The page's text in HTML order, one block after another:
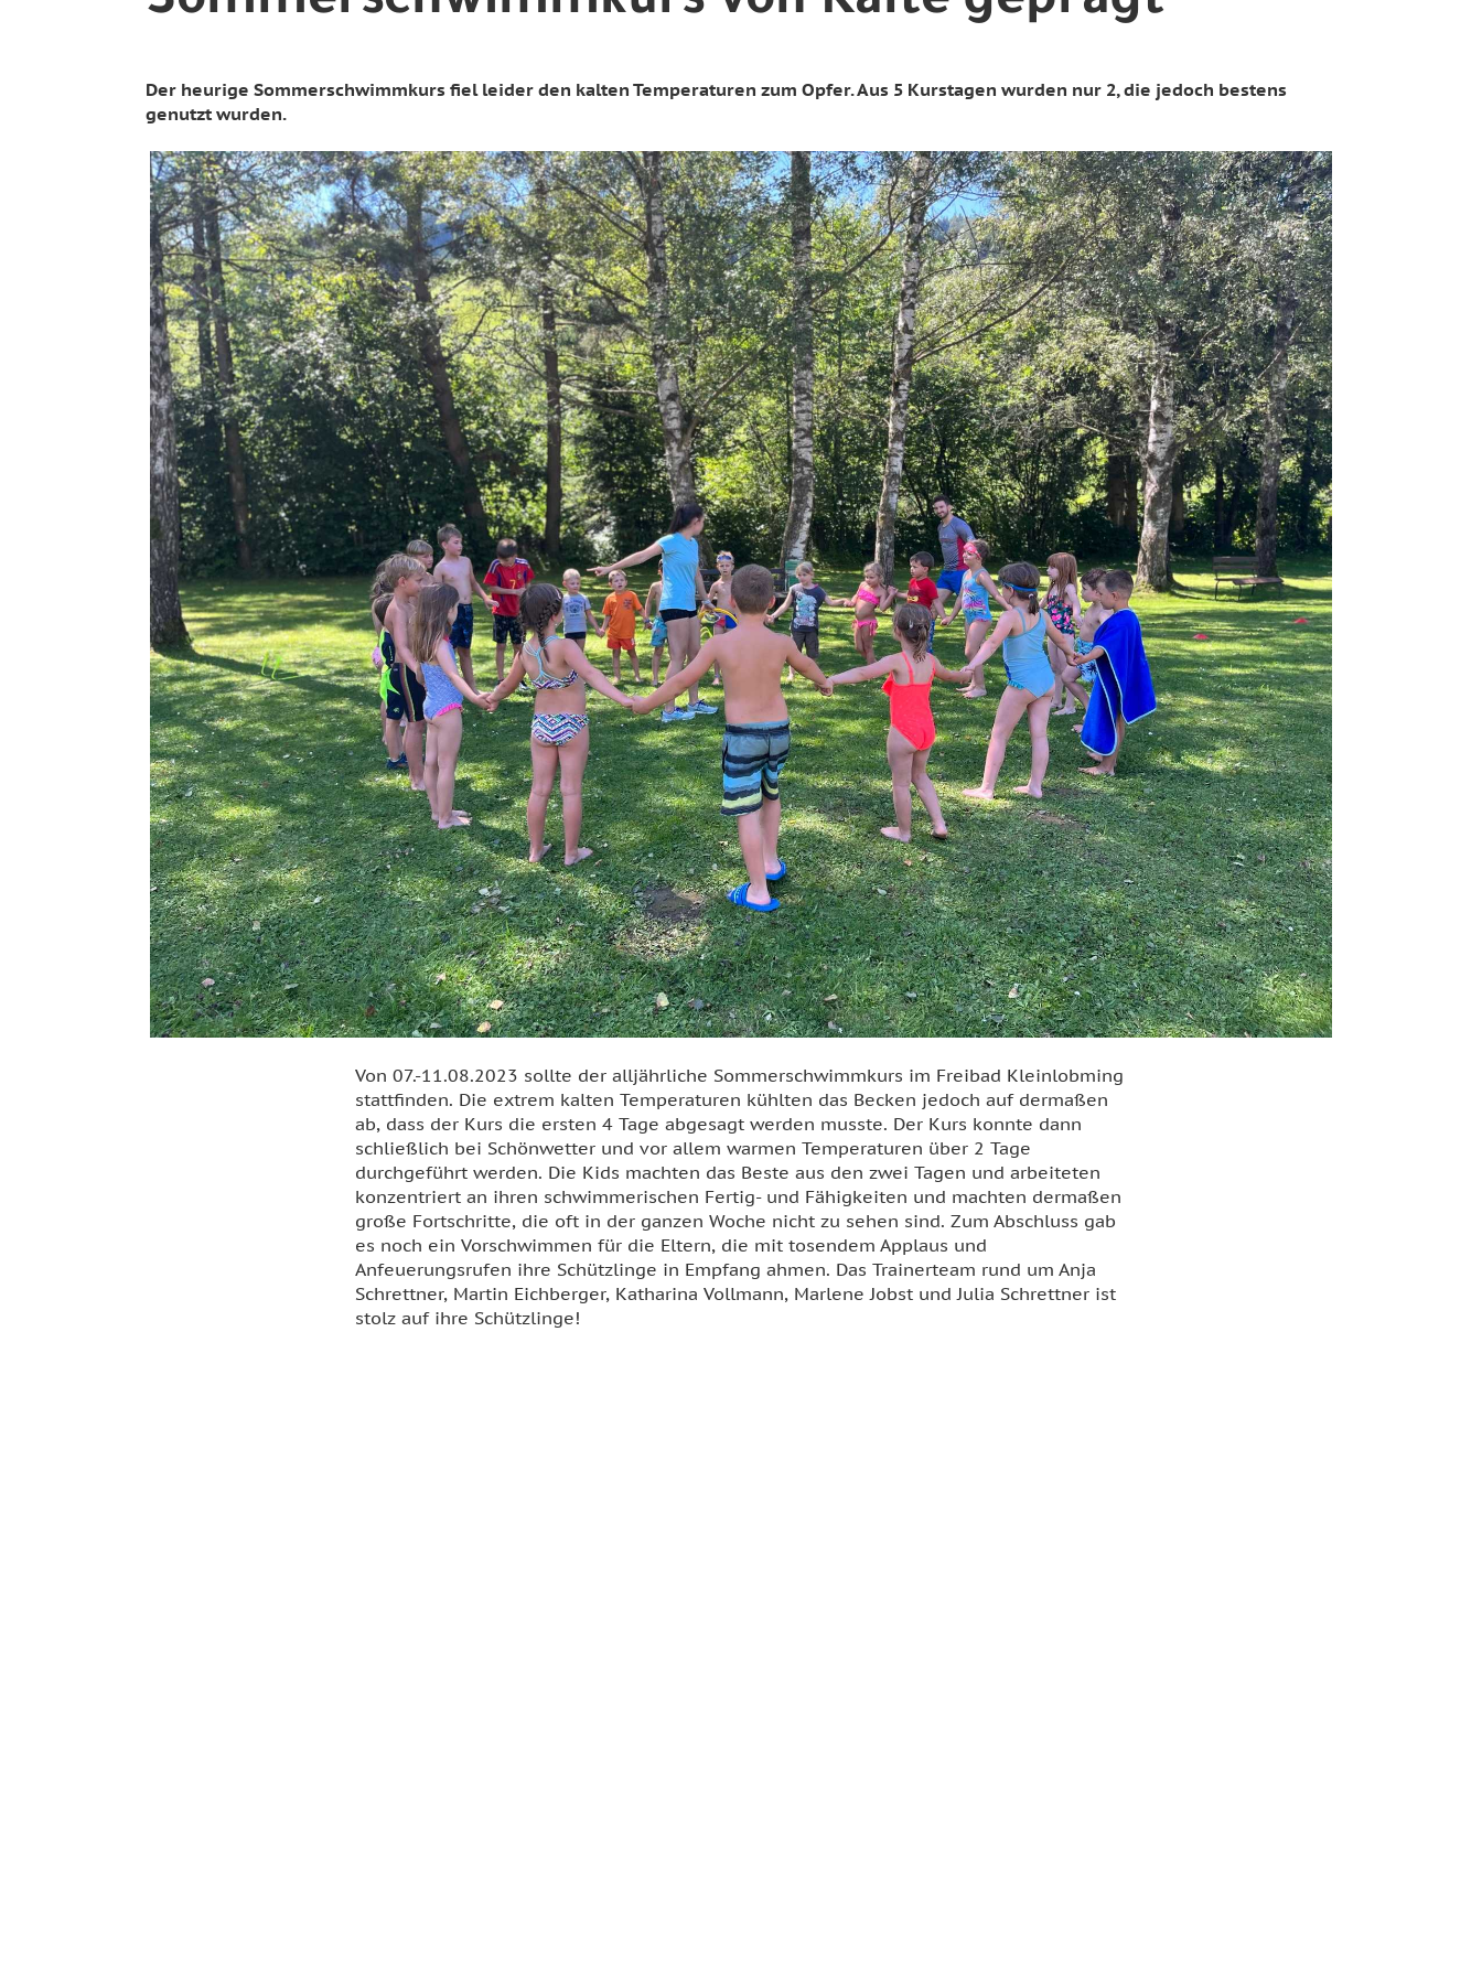
Der heurige Sommerschwimmkurs fiel leider den kalten Temperaturen zum Opfer. Aus 5 Kurstagen wurden nur 2, die jedoch bestens
genutzt wurden.
Von 07.-11.08.2023 sollte der alljährliche Sommerschwimmkurs im Freibad Kleinlobming
stattfinden. Die extrem kalten Temperaturen kühlten das Becken jedoch auf dermaßen
ab, dass der Kurs die ersten 4 Tage abgesagt werden musste. Der Kurs konnte dann
schließlich bei Schönwetter und vor allem warmen Temperaturen über 2 Tage
durchgeführt werden. Die Kids machten das Beste aus den zwei Tagen und arbeiteten
konzentriert an ihren schwimmerischen Fertig- und Fähigkeiten und machten dermaßen
große Fortschritte, die oft in der ganzen Woche nicht zu sehen sind. Zum Abschluss gab
es noch ein Vorschwimmen für die Eltern, die mit tosendem Applaus und
Anfeuerungsrufen ihre Schützlinge in Empfang ahmen. Das Trainerteam rund um Anja
Schrettner, Martin Eichberger, Katharina Vollmann, Marlene Jobst und Julia Schrettner ist
stolz auf ihre Schützlinge!